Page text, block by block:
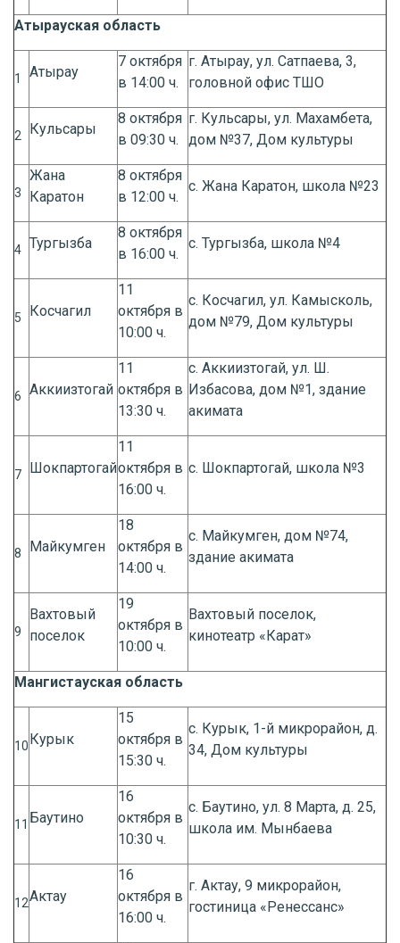
Атырауская область
1 Атырау
7 октября
в 14:00 ч.
г. Атырау, ул. Сатпаева, 3,
головной офис ТШО
2 Кульсары
8 октября
в 09:30 ч.
г. Кульсары, ул. Махамбета,
дом №37, Дом культуры
3
Жана
Каратон
8 октября
в 12:00 ч.
с. Жана Каратон, школа №23
4 Тургызба
8 октября
в 16:00 ч.
с. Тургызба, школа №4
5 Косчагил
11
октября в
10:00 ч.
с. Косчагил, ул. Камысколь,
дом №79, Дом культуры
6 Аккиизтогай
11
октября в
13:30 ч.
с. Аккиизтогай, ул. Ш.
Избасова, дом №1, здание
акимата
7 Шокпартогай
11
октября в
16:00 ч.
с. Шокпартогай, школа №3
8 Майкумген
18
октября в
14:00 ч.
с. Майкумген, дом №74,
здание акимата
9
Вахтовый
поселок
19
октября в
10:00 ч.
Вахтовый поселок,
кинотеатр «Карат»
Мангистауская область
10Курык
15
октября в
15:30 ч.
с. Курык, 1-й микрорайон, д.
34, Дом культуры
11 Баутино
16
октября в
10:30 ч.
с. Баутино, ул. 8 Марта, д. 25,
школа им. Мынбаева
12Актау
16
октября в
16:00 ч.
г. Актау, 9 микрорайон,
гостиница «Ренессанс»